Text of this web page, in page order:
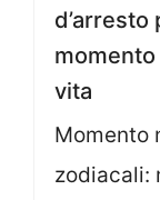
vita
Momento
zodiacali: